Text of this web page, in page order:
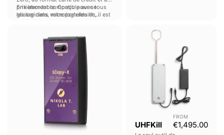
prix abordable. Conçu pour se
glisser dans votre portefeuille, il est
Entièrement compatible avec tous
les logiciels, micrologiciels et
iCS
-
Décodeur
iCLASS®
SE
/
SEOS
UHFKill
FROM
€1,495.00